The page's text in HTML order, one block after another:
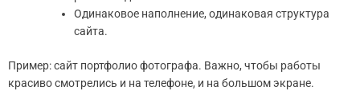
Одинаковое наполнение, одинаковая структура
сайта.
Пример: сайт портфолио фотографа. Важно, чтобы работы
красиво смотрелись и на телефоне, и на большом экране.